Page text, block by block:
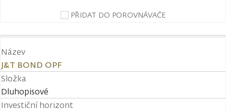
PŘIDAT DO POROVNÁVAČE
Název
J&T BOND OPF
Složka
Dluhopisové
Investiční horizont